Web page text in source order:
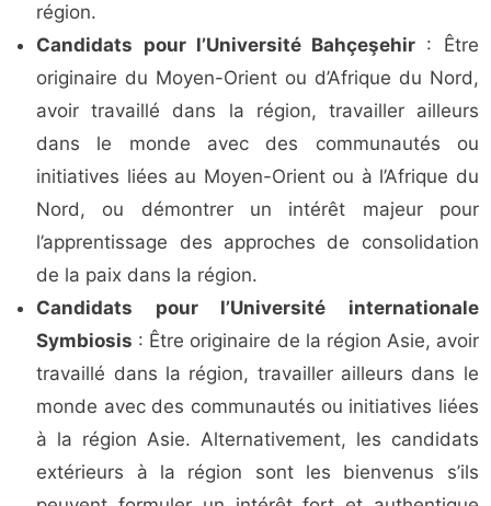
région.
Candidats pour l’Université Bahçeşehir : Être
originaire du Moyen-Orient ou d’Afrique du Nord,
avoir travaillé dans la région, travailler ailleurs
dans le monde avec des communautés ou
initiatives liées au Moyen-Orient ou à l’Afrique du
Nord, ou démontrer un intérêt majeur pour
l’apprentissage des approches de consolidation
de la paix dans la région.
Candidats pour l’Université internationale
Symbiosis : Être originaire de la région Asie, avoir
travaillé dans la région, travailler ailleurs dans le
monde avec des communautés ou initiatives liées
à la région Asie. Alternativement, les candidats
extérieurs à la région sont les bienvenus s’ils